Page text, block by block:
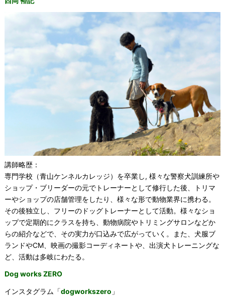
講師略歴：
専門学校（青山ケンネルカレッジ）を卒業し, 様々な警察犬訓練所や
ショップ・ブリーダーの元でトレーナーとして修行した後、トリマ
ーやショップの店舗管理をしたり、様々な形で動物業界に携わる。
その後独立し、フリーのドッグトレーナーとして活動。様々なショ
ップで定期的にクラスを持ち、動物病院やトリミングサロンなどか
らの紹介などで、その実力が口込みで広がっていく。また、犬服ブ
ランドやCM、映画の撮影コーディネートや、出演犬トレーニングな
ど、活動は多岐にわたる。
Dog works ZERO
インスタグラム「dogworkszero 」